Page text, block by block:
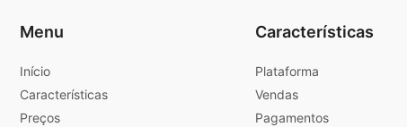
Menu
Início
Características
Preços
Características
Plataforma
Vendas
Pagamentos